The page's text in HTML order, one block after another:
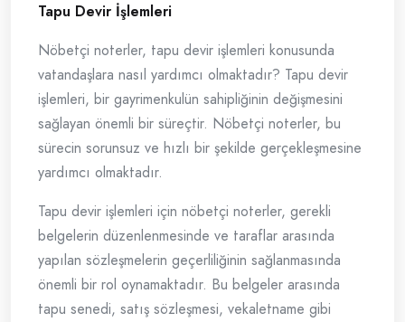
Tapu Devir İşlemleri
Nöbetçi noterler, tapu devir işlemleri konusunda
vatandaşlara nasıl yardımcı olmaktadır? Tapu devir
işlemleri, bir gayrimenkulün sahipliğinin değişmesini
sağlayan önemli bir süreçtir. Nöbetçi noterler, bu
sürecin sorunsuz ve hızlı bir şekilde gerçekleşmesine
yardımcı olmaktadır.
Tapu devir işlemleri için nöbetçi noterler, gerekli
belgelerin düzenlenmesinde ve taraflar arasında
yapılan sözleşmelerin geçerliliğinin sağlanmasında
önemli bir rol oynamaktadır. Bu belgeler arasında
tapu senedi, satış sözleşmesi, vekaletname gibi